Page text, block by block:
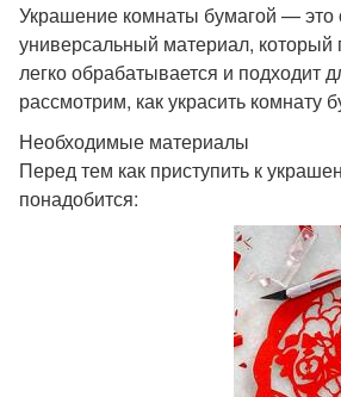
Украшение комнаты бумагой — это
универсальный материал, который
легко обрабатывается и подходит
рассмотрим, как украсить
Необходимые материалы
Перед тем как приступить к
понадобится: